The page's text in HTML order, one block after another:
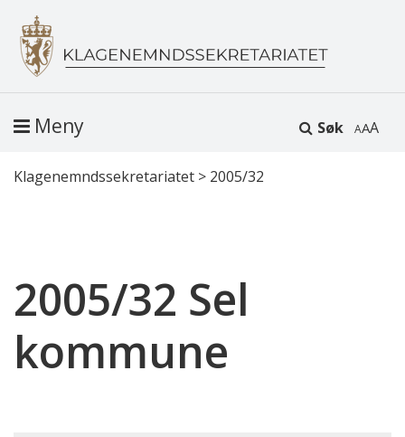
Søk A
Meny
Klagenemndssekretariatet > 2005/32
2005/32 Sel
kommune